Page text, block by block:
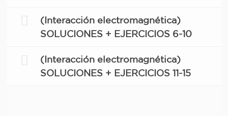
(Interacción electromagnética)
SOLUCIONES + EJERCICIOS 6-10
(Interacción electromagnética)
SOLUCIONES + EJERCICIOS 11-15